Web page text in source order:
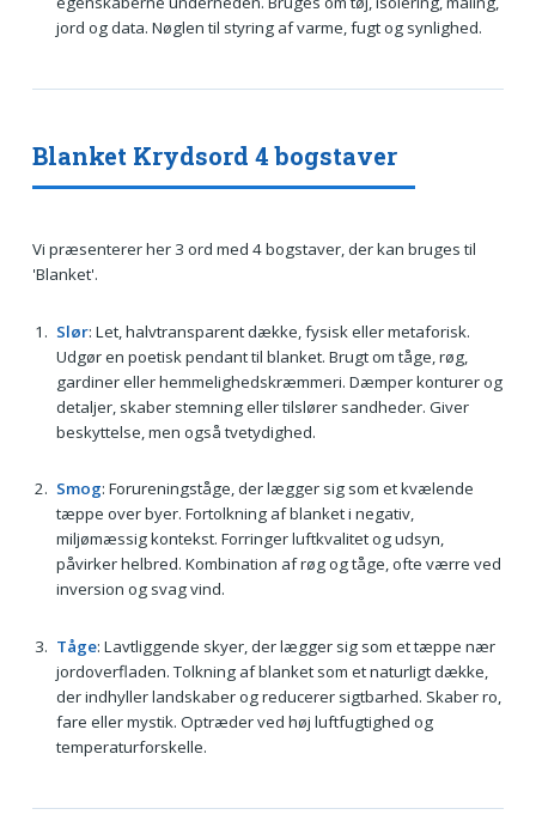
jord og data. Nøglen til styring af varme, fugt og synlighed.
Blanket Krydsord 4 bogstaver
Vi præsenterer her 3 ord med 4 bogstaver, der kan bruges til
'Blanket'.
Slør: Let, halvtransparent dække, fysisk eller metaforisk.
Udgør en poetisk pendant til blanket. Brugt om tåge, røg,
gardiner eller hemmelighedskræmmeri. Dæmper konturer og
detaljer, skaber stemning eller tilslører sandheder. Giver
beskyttelse, men også tvetydighed.
Smog: Forureningståge, der lægger sig som et kvælende
tæppe over byer. Fortolkning af blanket i negativ,
miljømæssig kontekst. Forringer luftkvalitet og udsyn,
påvirker helbred. Kombination af røg og tåge, ofte værre ved
inversion og svag vind.
Tåge: Lavtliggende skyer, der lægger sig som et tæppe nær
jordoverfladen. Tolkning af blanket som et naturligt dække,
der indhyller landskaber og reducerer sigtbarhed. Skaber ro,
fare eller mystik. Optræder ved høj luftfugtighed og
temperaturforskelle.